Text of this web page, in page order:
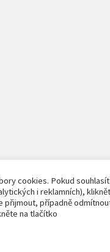
cookies. Pokud
i reklamních),
přijmout, případně
na tlačítko